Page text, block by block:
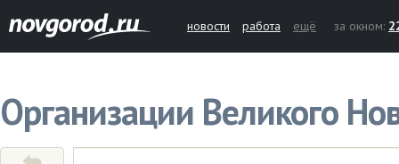
новости работа ещё за окном:
Организации Великого